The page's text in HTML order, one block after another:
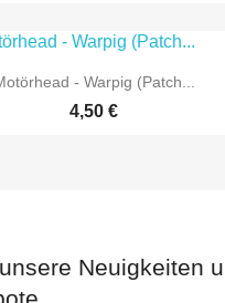
- Warpig (Patch...
4,50 €
Neuigkeiten